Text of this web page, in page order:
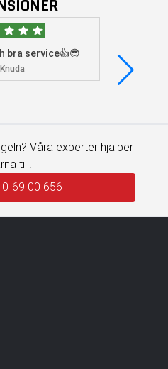
bra service👍😎
Våra experter hjälper
till!
69 00 656